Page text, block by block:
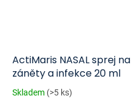
ActiMaris NASAL sprej na
záněty a infekce 20 ml
Skladem (>5 ks)